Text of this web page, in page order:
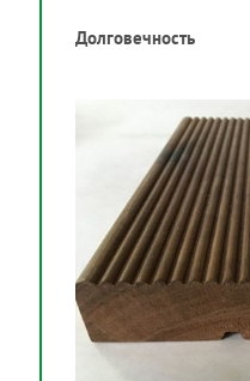
Долговечность